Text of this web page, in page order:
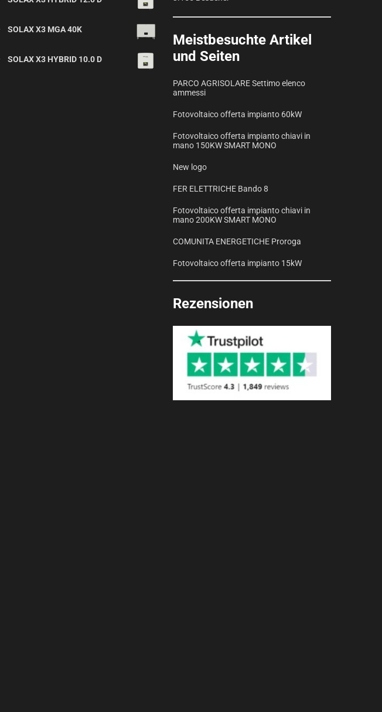
SOLAX X3 MGA 40K
SOLAX X3 HYBRID 10.0 D
Meistbesuchte Artikel
und Seiten
PARCO AGRISOLARE Settimo elenco
ammessi
Fotovoltaico offerta impianto 60kW
Fotovoltaico offerta impianto chiavi in
mano 150KW SMART MONO
New logo
FER ELETTRICHE Bando 8
Fotovoltaico offerta impianto chiavi in
mano 200KW SMART MONO
COMUNITA ENERGETICHE Proroga
Fotovoltaico offerta impianto 15kW
Rezensionen